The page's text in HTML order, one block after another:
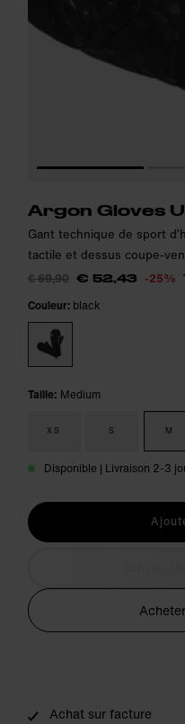
Argon Gloves
Gant technique de sport
tactile et dessus coupe-
€ 69,90 € 52,43 -25%
Couleur: black
Taille: Medium
XS S M
Disponible | Livraison 2-3
Achat sur facture